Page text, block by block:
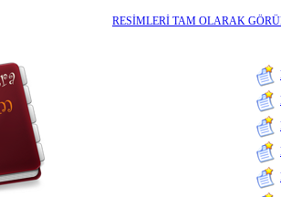
RESİMLERİ TAM OLARAK